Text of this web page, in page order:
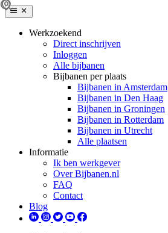
Werkzoekend
Direct inschrijven
Inloggen
Alle bijbanen
Bijbanen per plaats
Bijbanen in Amsterdam
Bijbanen in Den Haag
Bijbanen in Groningen
Bijbanen in Rotterdam
Bijbanen in Utrecht
Alle plaatsen
Informatie
Ik ben werkgever
Over Bijbanen.nl
FAQ
Contact
Blog